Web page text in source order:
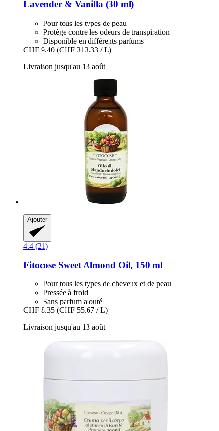
Lavender & Vanilla (30 ml)
Pour tous les types de peau
Protège contre les odeurs de transpiration
Disponible en différents parfums
CHF 9.40 (CHF 313.33 / L)
Livraison jusqu'au 13 août
Ajouter
4.4 (21)
Fitocose Sweet Almond Oil, 150 ml
Pour tous les types de cheveux et de peau
Pressée à froid
Sans parfum ajouté
CHF 8.35 (CHF 55.67 / L)
Livraison jusqu'au 13 août